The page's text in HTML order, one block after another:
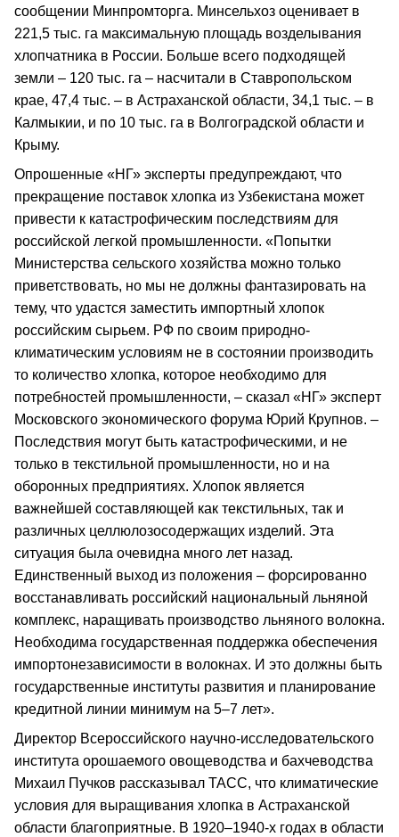
сообщении Минпромторга. Минсельхоз оценивает в
221,5 тыс. га максимальную площадь возделывания
хлопчатника в России. Больше всего подходящей
земли – 120 тыс. га – насчитали в Ставропольском
крае, 47,4 тыс. – в Астраханской области, 34,1 тыс. – в
Калмыкии, и по 10 тыс. га в Волгоградской области и
Крыму.
Опрошенные «НГ» эксперты предупреждают, что
прекращение поставок хлопка из Узбекистана может
привести к катастрофическим последствиям для
российской легкой промышленности. «Попытки
Министерства сельского хозяйства можно только
приветствовать, но мы не должны фантазировать на
тему, что удастся заместить импортный хлопок
российским сырьем. РФ по своим природно-
климатическим условиям не в состоянии производить
то количество хлопка, которое необходимо для
потребностей промышленности, – сказал «НГ» эксперт
Московского экономического форума Юрий Крупнов. –
Последствия могут быть катастрофическими, и не
только в текстильной промышленности, но и на
оборонных предприятиях. Хлопок является
важнейшей составляющей как текстильных, так и
различных целлюлозосодержащих изделий. Эта
ситуация была очевидна много лет назад.
Единственный выход из положения – форсированно
восстанавливать российский национальный льняной
комплекс, наращивать производство льняного волокна.
Необходима государственная поддержка обеспечения
импортонезависимости в волокнах. И это должны быть
государственные институты развития и планирование
кредитной линии минимум на 5–7 лет».
Директор Всероссийского научно-исследовательского
института орошаемого овощеводства и бахчеводства
Михаил Пучков рассказывал ТАСС, что климатические
условия для выращивания хлопка в Астраханской
области благоприятные. В 1920–1940-х годах в области